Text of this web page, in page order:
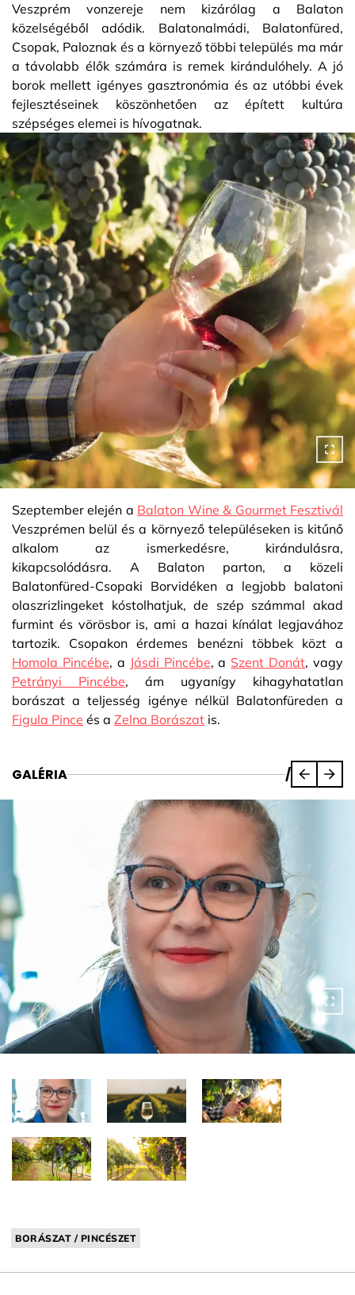
Veszprém vonzereje nem kizárólag a Balaton
közelségéből adódik. Balatonalmádi, Balatonfüred,
Csopak, Paloznak és a környező többi település ma már
a távolabb élők számára is remek kirándulóhely. A jó
borok mellett igényes gasztronómia és az utóbbi évek
fejlesztéseinek köszönhetően az épített kultúra
szépséges elemei is hívogatnak.
Szeptember elején a Balaton Wine & Gourmet Fesztivál
Veszprémen belül és a környező településeken is kitűnő
alkalom az ismerkedésre, kirándulásra,
kikapcsolódásra. A Balaton parton, a közeli
Balatonfüred-Csopaki Borvidéken a legjobb balatoni
olaszrizlingeket kóstolhatjuk, de szép számmal akad
furmint és vörösbor is, ami a hazai kínálat legjavához
tartozik. Csopakon érdemes benézni többek közt a
Homola Pincébe, a Jásdi Pincébe, a Szent Donát, vagy
Petrányi Pincébe, ám ugyanígy kihagyhatatlan
borászat a teljesség igénye nélkül Balatonfüreden a
Figula Pince és a Zelna Borászat is.
GALÉRIA /
BORÁSZAT / PINCÉSZET